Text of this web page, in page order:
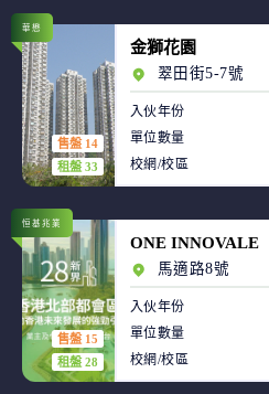
售盤 14
租盤 33
華懋
金獅花園
翠田街5-7號
入伙年份
單位數量
校網/校區
售盤 15
租盤 28
恒基兆業
ONE INNOVALE
馬適路8號
入伙年份
單位數量
校網/校區